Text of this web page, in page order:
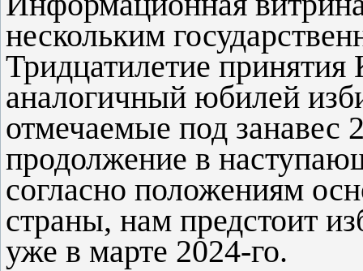
нескольким
Тридцатилетие
аналогичный юбилей
отмечаемые под занавес
продолжение в
согласно положениям
страны, нам предстоит
уже в марте 2024-го.